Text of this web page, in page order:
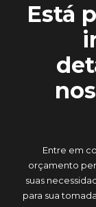
Está
Entre em
orçamento
suas
para sua